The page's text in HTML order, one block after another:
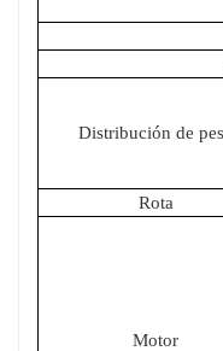
Distribución de
Rota
Motor